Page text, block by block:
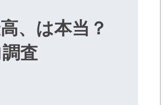
、は本当？
査